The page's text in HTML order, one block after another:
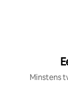
Minstens